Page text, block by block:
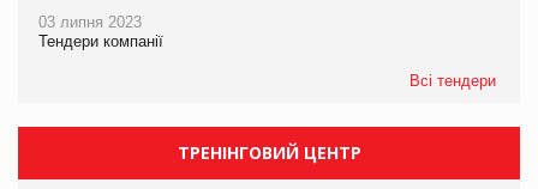
03 липня 2023
Тендери компанії
Всі тендери
ТРЕНІНГОВИЙ ЦЕНТР